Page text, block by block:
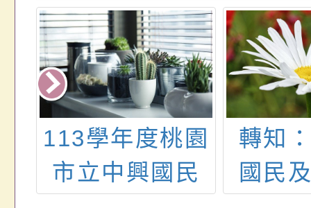
113學年度桃園
市立中興國民
轉知
國民